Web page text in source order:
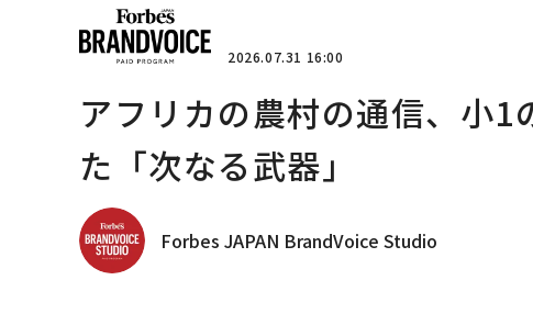
2026.07.31 16:00
アフリカの農村の通信、小
た「次なる武器」
Forbes JAPAN BrandVoice Studio